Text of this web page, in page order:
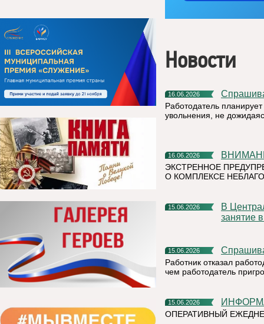
Новости
16.06.2026
Работодатель
увольнения, не
16.06.2026
ЭКСТРЕННОЕ
О КОМПЛЕКСЕ
15.06.2026
В Центральной детской библиотеке прошло очередное
занятие
15.06.2026
Работник отказал
чем работодатель
15.06.2026
ОПЕРАТИВНЫЙ